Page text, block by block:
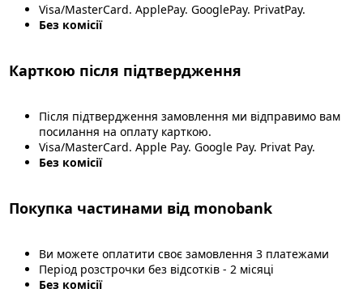
Visa/MasterCard. ApplePay. GooglePay. PrivatPay.
Без комісії
Карткою після підтвердження
Після підтвердження замовлення ми відправимо вам
посилання на оплату карткою.
Visa/MasterCard. Apple Pay. Google Pay. Privat Pay.
Без комісії
Покупка частинами від monobank
Ви можете оплатити своє замовлення 3 платежами
Період розстрочки без відсотків - 2 місяці
Без комісії